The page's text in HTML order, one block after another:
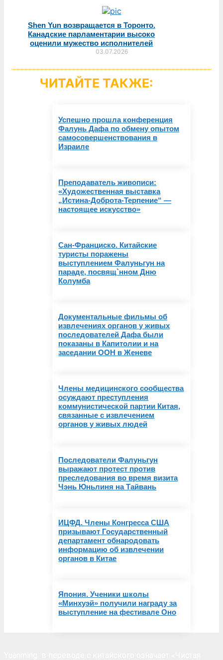
Shen Yun возвращается в Торонто.
Канадские парламентарии высоко
оценили мужество исполнителей
03.07.2026
ЧИТАЙТЕ ТАКЖЕ:
Успешно прошла конференция
Фалунь Дафа по обмену опытом
самосовершенствования в
Израиле
Преподаватель живописи:
«Художественная выставка
„Истина-Доброта-Терпение“ —
настоящее искусство»
Сан-Франциско. Китайские
туристы поражены
выступлением Фалуньгун на
параде, посвящ`нном Дню
Колумба
Документальные фильмы об
извлечениях органов у живых
последователей Дафа были
показаны в Капитолии и на
заседании ООН в Женеве
Члены медицинского сообщества
осуждают преступления
коммунистической партии Китая,
связанные с извлечением
органов у живых людей
Последователи Фалуньгун
выражают протест против
преследования во время визита
Чэнь Юньлиня на Тайвань
ИЦФД. Члены Конгресса США
призывают Государственный
департамент обнародовать
информацию об извлечении
органов в Китае
Япония. Ученики школы
«Минхуэй» получили награду за
выступление на фестивале Oнo